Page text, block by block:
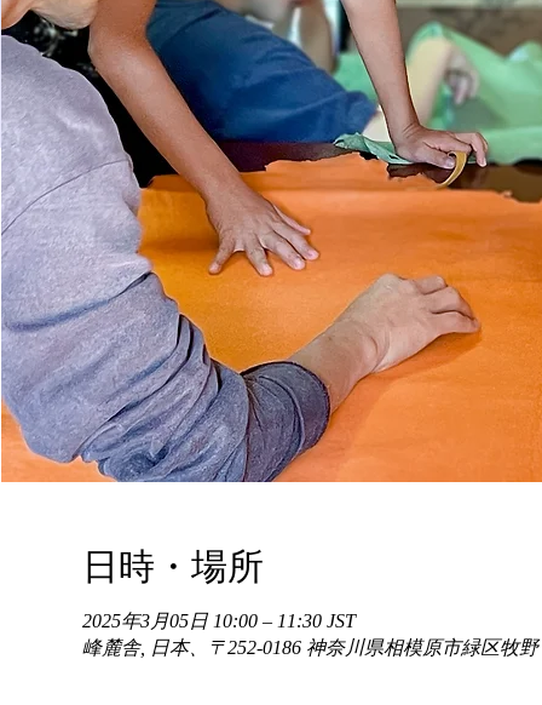
日時・場所
2025年3月05日 10:00 – 11:30 JST
峰麓舎, 日本、〒252-0186 神奈川県相模原市緑区牧